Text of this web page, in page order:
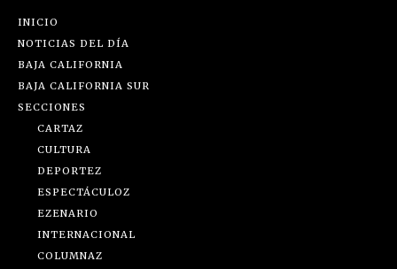
INICIO
NOTICIAS DEL DÍA
BAJA CALIFORNIA
BAJA CALIFORNIA SUR
SECCIONES
CARTAZ
CULTURA
DEPORTEZ
ESPECTÁCULOZ
EZENARIO
INTERNACIONAL
COLUMNAZ